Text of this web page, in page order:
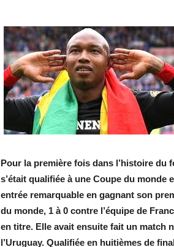
Pour la première fois dans l’histoire du
s’était qualifiée à une Coupe du monde
entrée remarquable en gagnant son
du monde, 1 à 0 contre l’équipe de
en titre. Elle avait ensuite fait un match
l’Uruguay. Qualifiée en huitièmes de